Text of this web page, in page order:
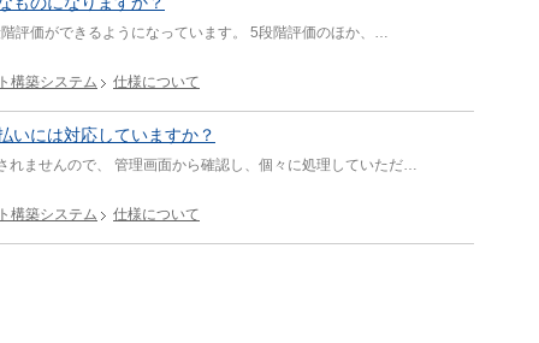
評価ができるようになっています。 5段階評価のほか、…
構築システム 仕様について
いには対応していますか？
れませんので、 管理画面から確認し、個々に処理していただ…
構築システム 仕様について